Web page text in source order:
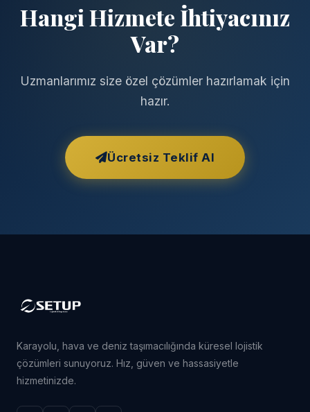
Hangi Hizmete İhtiyacınız
Var?
Uzmanlarımız size özel çözümler hazırlamak için
hazır.
Ücretsiz Teklif Al
Karayolu, hava ve deniz taşımacılığında küresel lojistik
çözümleri sunuyoruz. Hız, güven ve hassasiyetle
hizmetinizde.